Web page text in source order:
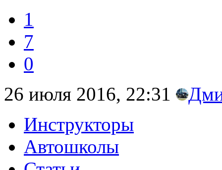
1
7
0
26 июля 2016, 22:31
Инструкторы
Автошколы